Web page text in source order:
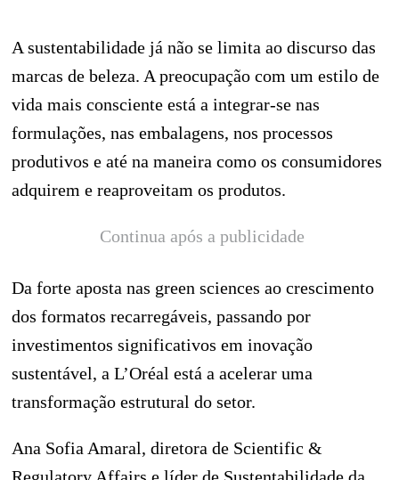
A sustentabilidade já não se limita ao discurso das
marcas de beleza. A preocupação com um estilo de
vida mais consciente está a integrar-se nas
formulações, nas embalagens, nos processos
produtivos e até na maneira como os consumidores
adquirem e reaproveitam os produtos.
Continua após a publicidade
Da forte aposta nas green sciences ao crescimento
dos formatos recarregáveis, passando por
investimentos significativos em inovação
sustentável, a L’Oréal está a acelerar uma
transformação estrutural do setor.
Ana Sofia Amaral, diretora de Scientific &